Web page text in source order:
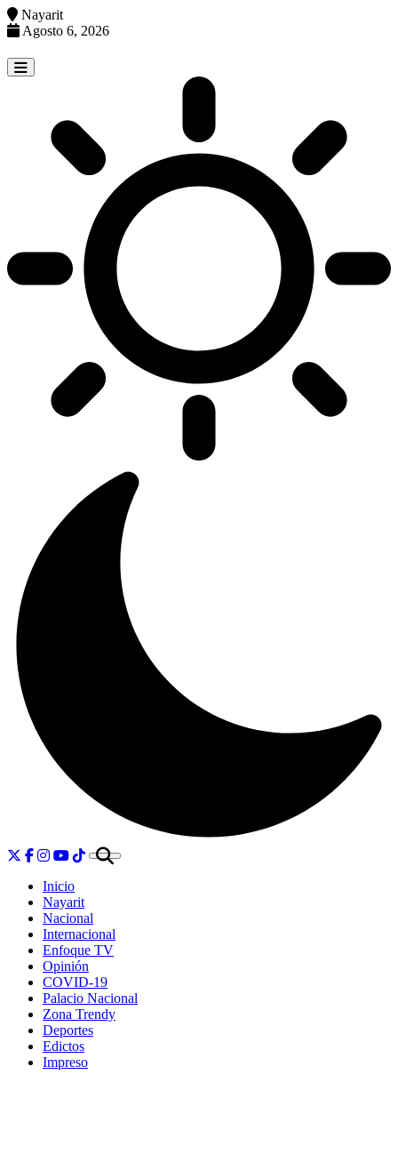
Nayarit
Agosto 6, 2026
to
content
Inicio
Nayarit
Nacional
Internacional
Enfoque TV
Opinión
COVID-19
Palacio Nacional
Zona Trendy
Deportes
Edictos
Impreso